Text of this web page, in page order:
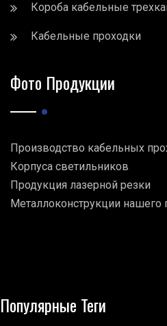
Короба кабельные
Кабельные проходки
Фото Продукции
Производство кабельных
Корпуса светильников
Продукция лазерной резки
Металлоконструкции нашего
Популярные Теги